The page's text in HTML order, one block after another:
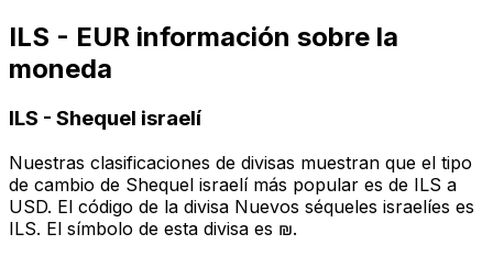
ILS - EUR información sobre la
moneda
ILS - Shequel israelí
Nuestras clasificaciones de divisas muestran que el tipo
de cambio de Shequel israelí más popular es de ILS a
USD. El código de la divisa Nuevos séqueles israelíes es
ILS. El símbolo de esta divisa es ₪.